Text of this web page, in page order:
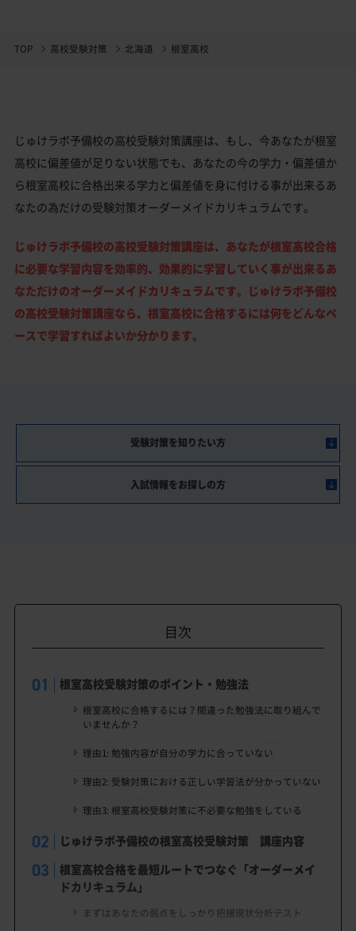
TOP 高校受験対策 北海道 根室高校
じゅけラボ予備校の高校受験対策講座は、もし、今あなたが根室
高校に偏差値が足りない状態でも、あなたの今の学力・偏差値か
ら根室高校に合格出来る学力と偏差値を身に付ける事が出来るあ
なたの為だけの受験対策オーダーメイドカリキュラムです。
じゅけラボ予備校の高校受験対策講座は、あなたが根室高校合格
に必要な学習内容を効率的、効果的に学習していく事が出来るあ
なただけのオーダーメイドカリキュラムです。じゅけラボ予備校
の高校受験対策講座なら、根室高校に合格するには何をどんなペ
ースで学習すればよいか分かります。
受験対策を知りたい方
入試情報をお探しの方
目次
根室高校受験対策のポイント・勉強法
根室高校に合格するには？間違った勉強法に取り組んで
いませんか？
理由1: 勉強内容が自分の学力に合っていない
理由2: 受験対策における正しい学習法が分かっていない
理由3: 根室高校受験対策に不必要な勉強をしている
じゅけラボ予備校の根室高校受験対策 講座内容
根室高校合格を最短ルートでつなぐ「オーダーメイ
ドカリキュラム」
まずはあなたの弱点をしっかり把握現状分析テスト